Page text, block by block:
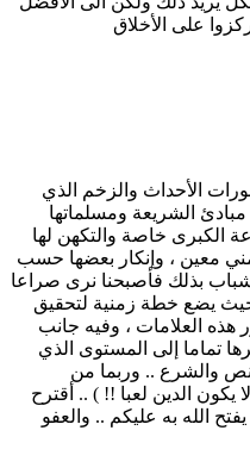
الأخلاق
والزخم الذي
الشريعة ومسلماتها
خاصة والتكهن لها
، وإنكار بعضها حسب
فأصبحنا نرى صراعا
خطة زمنية لتحقيق
العلامات ، وفيه جانب
إلى المستوى الذي
.. وربما من
لعبا !! ) .. أقترح
به عليكم .. والعفو